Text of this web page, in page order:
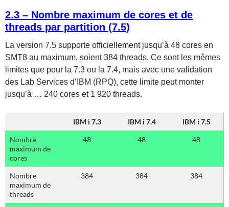
2.3 – Nombre maximum de cores et de
threads par partition (7.5)
La version 7.5 supporte officiellement jusqu’à 48 cores en
SMT8 au maximum, soient 384 threads. Ce sont les mêmes
limites que pour la 7.3 ou la 7.4, mais avec une validation
des Lab Services d’IBM (RPQ), cette limite peut monter
jusqu’à … 240 cores et 1 920 threads.
IBM i 7.3 IBM i 7.4 IBM i 7.5
Nombre
maximum de
cores
48 48 48
Nombre
maximum de
threads
384 384 384